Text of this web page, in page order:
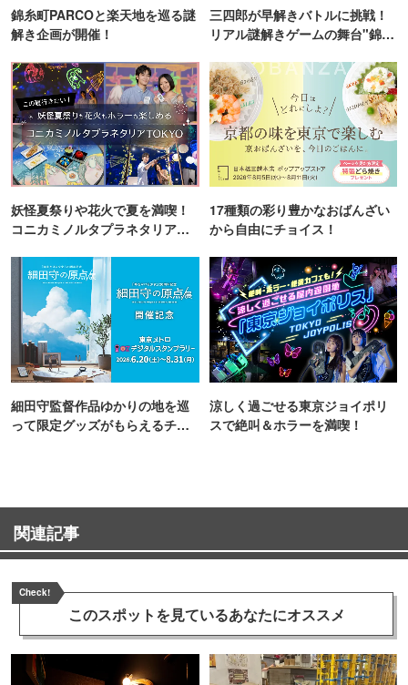
錦糸町PARCOと楽天地を巡る謎
解き企画が開催！
三四郎が早解きバトルに挑戦！
リアル謎解きゲームの舞台"錦糸
妖怪夏祭りや花火で夏を満喫！
コニカミノルタプラネタリア
17種類の彩り豊かなおばんざい
から自由にチョイス！
細田守監督作品ゆかりの地を巡
って限定グッズがもらえるチャ
涼しく過ごせる東京ジョイポリ
スで絶叫＆ホラーを満喫！
関連記事
Check!
このスポットを見ているあなたにオススメ